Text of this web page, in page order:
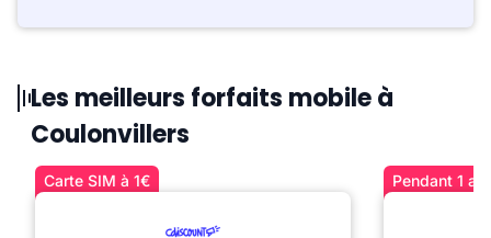
Les meilleurs forfaits mobile à
Coulonvillers
Carte SIM à 1€ Pendant 1